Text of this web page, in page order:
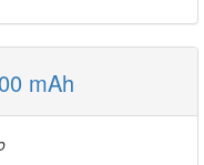
mAh